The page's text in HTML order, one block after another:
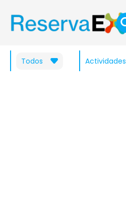
Todos Actividades